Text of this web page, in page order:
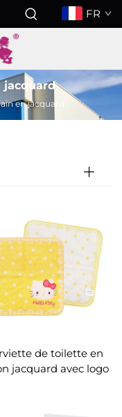
FR
jacquard
en jacquard
de toilette en
jacquard avec logo